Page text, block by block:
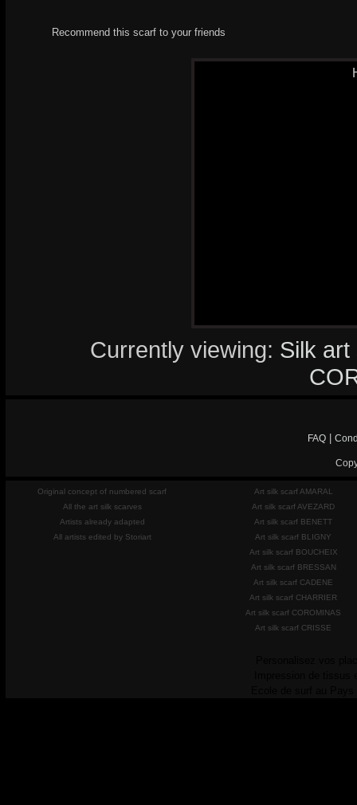
Recommend this scarf to your friends
Currently viewing: Silk
FAQ|
Original concept of numbered scarf
All the art silk scarves
Artists already adapted
All artists edited by Storiart
Art silk scarf AMARAL
Art silk scarf AVEZARD
Art silk scarf BENETT
Art silk scarf BLIGNY
Art silk scarf BOUCHEIX
Art silk scarf BRESSAN
Art silk scarf CADENE
Art silk scarf CHARRIER
Art silk scarf COROMINAS
Art silk scarf CRISSE